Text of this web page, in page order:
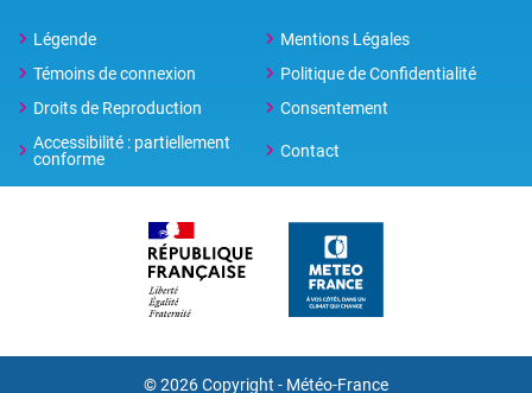
Légende
Mentions Légales
Témoins de connexion
Politique de Confidentialité
Droits de Reproduction
Consentement
Accessibilité : partiellement
conforme
Contact
© 2026 Copyright - Météo-France